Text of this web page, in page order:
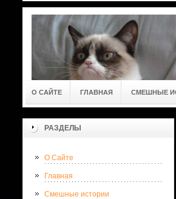
О САЙТЕ ГЛАВНАЯ СМЕШНЫЕ
РАЗДЕЛЫ
О Сайте
Главная
Смешные истории